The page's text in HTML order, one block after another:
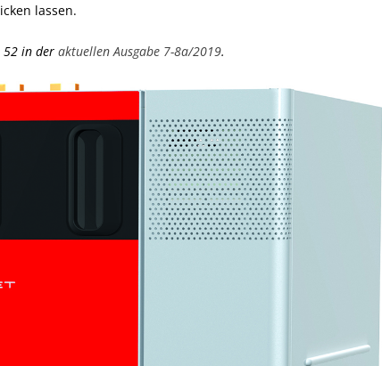
lassen.
52 in der aktuellen Ausgabe 7-8a/2019.